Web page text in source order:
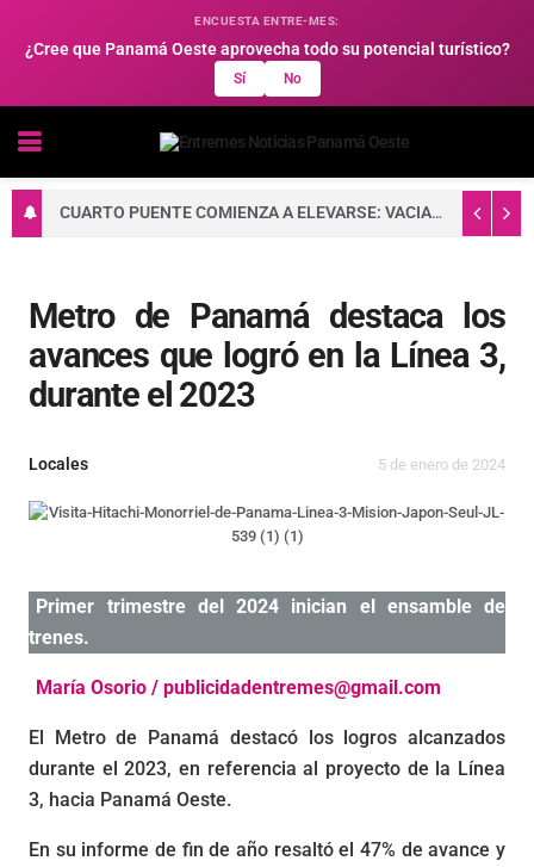
ENCUESTA ENTRE-MES:
¿Cree que Panamá Oeste aprovecha todo su potencial turístico?
Sí No
CUARTO PUENTE COMIENZA A ELEVARSE: VACIADO DE CONCRETO FORTALECE LA BASE DE UNA DE SUS TORRES PRINCIPALES
Metro de Panamá destaca los
avances que logró en la Línea 3,
durante el 2023
Locales 5 de enero de 2024
Primer trimestre del 2024 inician el ensamble de
trenes.
María Osorio / publicidadentremes@gmail.com
El Metro de Panamá destacó los logros alcanzados
durante el 2023, en referencia al proyecto de la Línea
3, hacia Panamá Oeste.
En su informe de fin de año resaltó el 47% de avance y